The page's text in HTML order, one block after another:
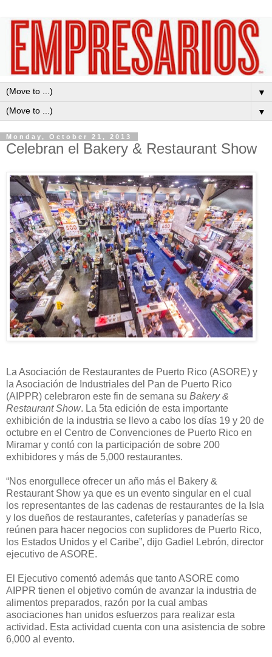
▼
▼
Monday, October 21, 2013
Celebran el Bakery & Restaurant Show
La Asociación de Restaurantes de Puerto Rico (ASORE) y
la Asociación de Industriales del Pan de Puerto Rico
(AIPPR) celebraron este fin de semana su Bakery&
Restaurant Show. La 5ta edición de esta importante
exhibición de la industria se
llevo a cabo los días 19 y 20 de
octubre en el Centro de Convenciones de Puerto Rico en
Miramar y contó con la participación de sobre 200
exhibidores y más de 5,000 restaurantes.
“Nos enorgullece ofrecer un año más el Bakery &
Restaurant Show ya que es un evento singular en el cual
los representantes de las cadenas de restaurantes de la Isla
y los dueños de restaurantes, cafeterías y panaderías se
reúnen para hacer negocios con suplidores de Puerto Rico,
los Estados Unidos y el Caribe”, dijo Gadiel
Lebrón, director
ejecutivo de ASORE.
El Ejecutivo comentó además que tanto ASORE como
AIPPR tienen el objetivo común de avanzar la industria de
alimentos preparados, razón por la cual ambas
asociaciones han unidos esfuerzos para realizar esta
actividad. Esta actividad cuenta con una asistencia de sobre
6,000 al evento.